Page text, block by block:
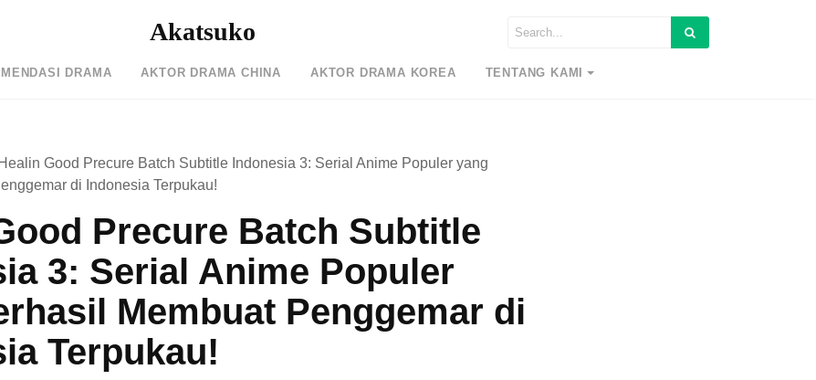
Akatsuko
DRAMA AKTOR DRAMA CHINA AKTOR DRAMA KOREA TENTANG KAMI
Healin Good Precure Batch Subtitle Indonesia 3: Serial Anime Populer yang
di Indonesia Terpukau!
Precure Batch Subtitle
3: Serial Anime Populer
Membuat Penggemar di
Terpukau!